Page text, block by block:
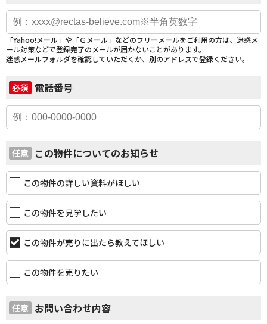
「Yahoo!メール」や「Ｇメール」などのフリーメールをご利用の方は、迷惑メ
ール対策などで登録完了のメールが届かないことがあります。
迷惑メールフォルダを確認していただくか、別のアドレスで登録ください。
必須 電話番号
任意 この物件についてのお知らせ
この物件の詳しい資料がほしい
この物件を見学したい
この物件が売りに出たら教えてほしい
この物件を売りたい
任意 お問い合わせ内容